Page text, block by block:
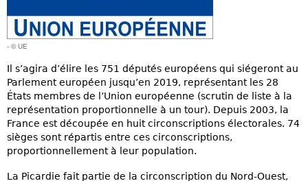
- © UE
Il s’agira d’élire les 751 députés européens qui siégeront au
Parlement européen jusqu’en 2019, représentant les 28
États membres de l’Union européenne (scrutin de liste à la
représentation proportionnelle à un tour). Depuis 2003, la
France est découpée en huit circonscriptions électorales. 74
sièges sont répartis entre ces circonscriptions,
proportionnellement à leur population.
La Picardie fait partie de la circonscription du Nord-Ouest,